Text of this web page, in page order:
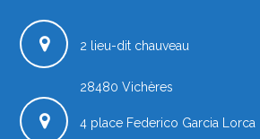
2 lieu-dit chauveau
28480 Vichères
4 place Federico Garcia Lorca